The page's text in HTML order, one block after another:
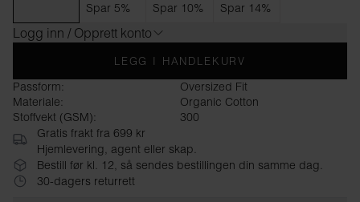
Spar 5% Spar 10% Spar 14%
Logg inn / Opprett konto
LEGG I HANDLEKURV
Passform:
Oversized Fit
Materiale:
Organic Cotton
Stoffvekt (GSM):
300
Gratis frakt fra 699 kr
Hjemlevering, agent eller skap.
Bestill før kl. 12, så sendes bestillingen din samme dag.
30-dagers returrett